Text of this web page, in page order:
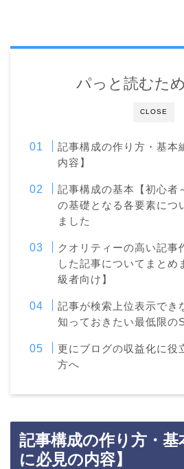
CLOSE
パっと読むた
記事構成の作り方・基本
内容】
記事構成の基本【初心者
の基礎となる各要素につ
ました
クオリティーの高い記事
した記事についてまとめ
級者向け】
記事が検索上位表示でき
知っておきたい最低限の
更にブログの収益化に役
方へ
記事構成の作り方・基
に必見の内容】